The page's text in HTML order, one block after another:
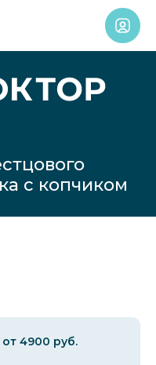
с копчиком
4900 руб.